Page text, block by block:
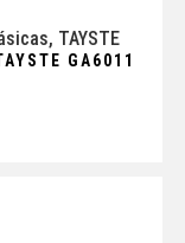
, TAYSTE
GA6011